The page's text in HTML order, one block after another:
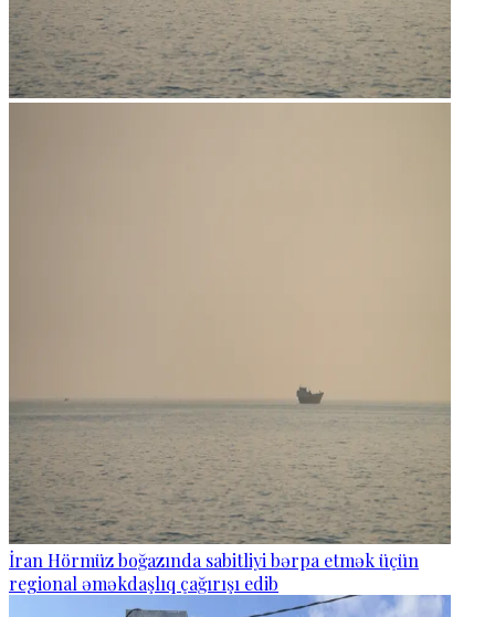
İran Hörmüz boğazında sabitliyi bərpa etmək üçün
regional əməkdaşlıq çağırışı edib